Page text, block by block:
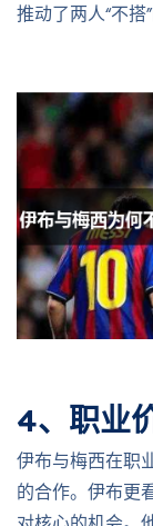
推动了两人“不搭
4、职业
伊布与梅西在职
的合作。伊布更